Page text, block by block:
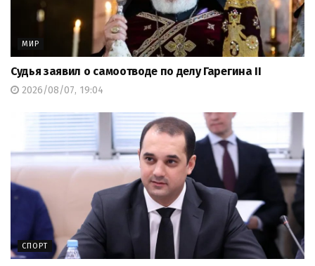
МИР
Судья заявил о самоотводе по делу Гарегина II
2026/08/07, 19:04
СПОРТ